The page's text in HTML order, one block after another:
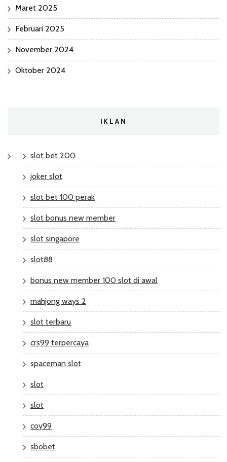
Maret 2025
Februari 2025
November 2024
Oktober 2024
IKLAN
slot bet 200
joker slot
slot bet 100 perak
slot bonus new member
slot singapore
slot88
bonus new member 100 slot di awal
mahjong ways 2
slot terbaru
crs99 terpercaya
spaceman slot
slot
slot
coy99
sbobet